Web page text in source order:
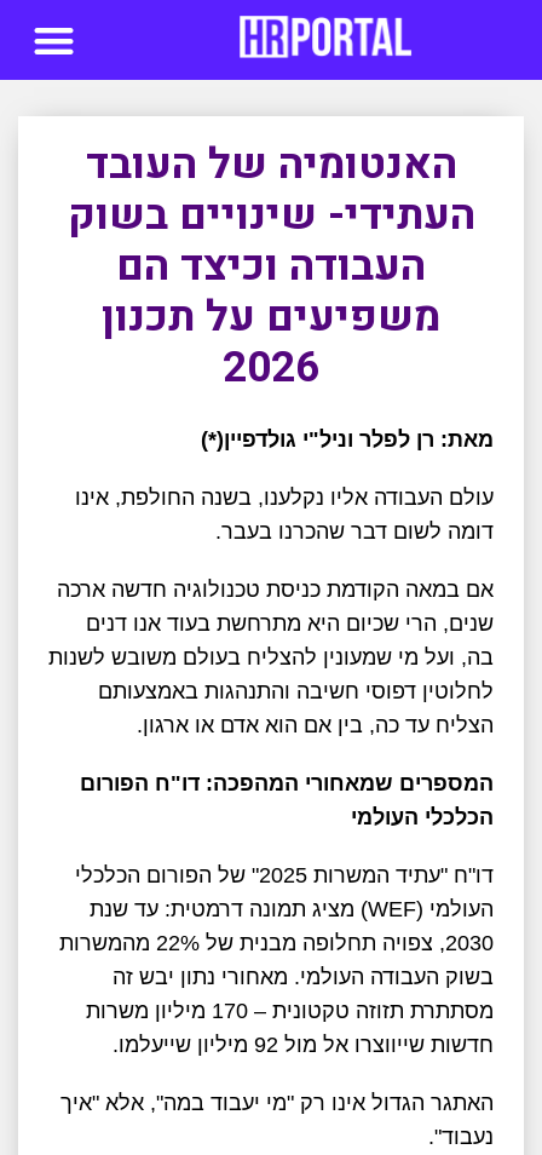
האנטומיה של העובד
העתידי- שינויים בשוק
העבודה וכיצד הם
משפיעים על תכנון
2026
מאת: רן לפלר וניל"י גולדפיין(*)
עולם העבודה אליו נקלענו, בשנה החולפת, אינו
דומה לשום דבר שהכרנו בעבר.
אם במאה הקודמת כניסת טכנולוגיה חדשה ארכה
שנים, הרי שכיום היא מתרחשת בעוד אנו דנים
בה, ועל מי שמעונין להצליח בעולם משובש לשנות
לחלוטין דפוסי חשיבה והתנהגות באמצעותם
הצליח עד כה, בין אם הוא אדם או ארגון.
המספרים שמאחורי המהפכה: דו"ח הפורום
הכלכלי העולמי
דו"ח "עתיד המשרות 2025" של הפורום הכלכלי
העולמי (WEF) מציג תמונה דרמטית: עד שנת
2030, צפויה תחלופה מבנית של 22% מהמשרות
בשוק העבודה העולמי. מאחורי נתון יבש זה
מסתתרת תזוזה טקטונית – 170 מיליון משרות
חדשות שייווצרו אל מול 92 מיליון שייעלמו.
האתגר הגדול אינו רק "מי יעבוד במה", אלא "איך
נעבוד".